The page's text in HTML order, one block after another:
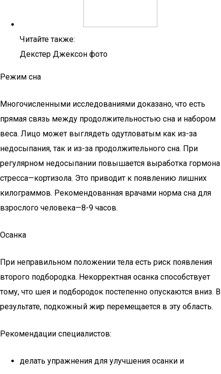
Читайте также:
Декстер Джексон фото
Режим сна
Многочисленными исследованиями доказано, что есть
прямая связь между продолжительностью сна и набором
веса. Лицо может выглядеть одутловатым как из-за
недосыпания, так и из-за продолжительного сна. При
регулярном недосыпании повышается выработка гормона
стресса—кортизола. Это приводит к появлению лишних
килограммов. Рекомендованная врачами норма сна для
взрослого человека—8-9 часов.
Осанка
При неправильном положении тела есть риск появления
второго подбородка. Некорректная осанка способствует
тому, что шея и подбородок постепенно опускаются вниз. В
результате, подкожный жир перемещается в эту область.
Рекомендации специалистов:
делать упражнения для улучшения осанки и